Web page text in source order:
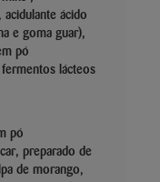
ácido
e goma guar),
pó
lácteos
pó
preparado de
de morango,